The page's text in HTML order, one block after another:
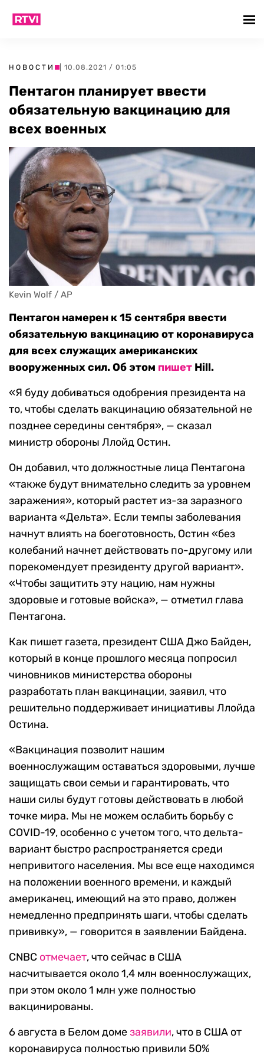
НОВОСТИ | 10.08.2021 / 01:05
Пентагон планирует ввести
обязательную вакцинацию для
всех военных
Kevin Wolf / AP
Пентагон намерен к 15 сентября ввести
обязательную вакцинацию от коронавируса
для всех служащих американских
вооруженных сил. Об этом пишет Hill.
«Я буду добиваться одобрения президента на
то, чтобы сделать вакцинацию обязательной не
позднее середины сентября», — сказал
министр обороны Ллойд Остин.
Он добавил, что должностные лица Пентагона
«также будут внимательно следить за уровнем
заражения», который растет из-за заразного
варианта «Дельта». Если темпы заболевания
начнут влиять на боеготовность, Остин «без
колебаний начнет действовать по-другому или
порекомендует президенту другой вариант».
«Чтобы защитить эту нацию, нам нужны
здоровые и готовые войска», — отметил глава
Пентагона.
Как пишет газета, президент США Джо Байден,
который в конце прошлого месяца попросил
чиновников министерства обороны
разработать план вакцинации, заявил, что
решительно поддерживает инициативы Ллойда
Остина.
«Вакцинация позволит нашим
военнослужащим оставаться здоровыми, лучше
защищать свои семьи и гарантировать, что
наши силы будут готовы действовать в любой
точке мира. Мы не можем ослабить борьбу с
COVID-19, особенно с учетом того, что дельта-
вариант быстро распространяется среди
непривитого населения. Мы все еще находимся
на положении военного времени, и каждый
американец, имеющий на это право, должен
немедленно предпринять шаги, чтобы сделать
прививку», — говорится в заявлении Байдена.
CNBC отмечает, что сейчас в США
насчитывается около 1,4 млн военнослужащих,
при этом около 1 млн уже полностью
вакцинированы.
6 августа в Белом домезаявили, что в США от
коронавируса полностью привили 50%